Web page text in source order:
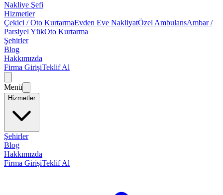
Nakliye Şefi
Hizmetler
Çekici / Oto KurtarmaEvden Eve NakliyatÖzel AmbulansAmbar /
Parsiyel YükOto Kurtarma
Şehirler
Blog
Hakkımızda
Firma GirişiTeklif Al
Menü
Hizmetler
Şehirler
Blog
Hakkımızda
Firma GirişiTeklif Al